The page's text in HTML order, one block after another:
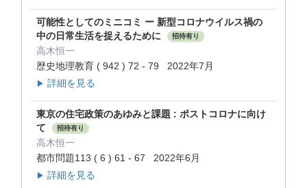
可能性としてのミニコミ ー 新型コロナウイルス禍の
中の日常生活を捉えるために
招待有り
高木恒一
歴史地理教育 ( 942 ) 72 - 79 2022年7月
▶ 詳細を見る
東京の住宅政策のあゆみと課題 : ポストコロナに向け
て
招待有り
高木恒一
都市問題113 ( 6 ) 61 - 67 2022年6月
▶ 詳細を見る